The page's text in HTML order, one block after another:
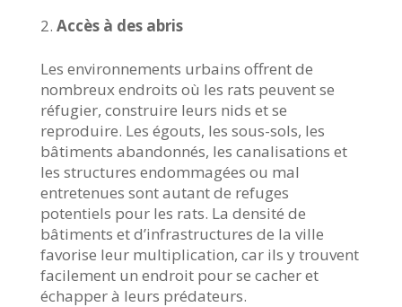
Accès à des abris
Les environnements urbains offrent de
nombreux endroits où les rats peuvent se
réfugier, construire leurs nids et se
reproduire. Les égouts, les sous-sols, les
bâtiments abandonnés, les canalisations et
les structures endommagées ou mal
entretenues sont autant de refuges
potentiels pour les rats. La densité de
bâtiments et d’infrastructures de la ville
favorise leur multiplication, car ils y trouvent
facilement un endroit pour se cacher et
échapper à leurs prédateurs.